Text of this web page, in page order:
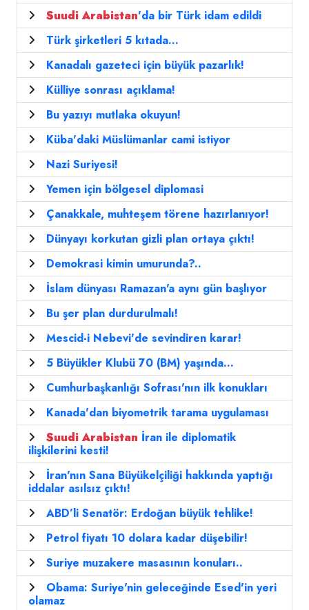
Suudi Arabistan'da bir Türk idam edildi
Türk şirketleri 5 kıtada...
Kanadalı gazeteci için büyük pazarlık!
Külliye sonrası açıklama!
Bu yazıyı mutlaka okuyun!
Küba'daki Müslümanlar cami istiyor
Nazi Suriyesi!
Yemen için bölgesel diplomasi
Çanakkale, muhteşem törene hazırlanıyor!
Dünyayı korkutan gizli plan ortaya çıktı!
Demokrasi kimin umurunda?..
İslam dünyası Ramazan'a aynı gün başlıyor
Bu şer plan durdurulmalı!
Mescid-i Nebevi'de sevindiren karar!
5 Büyükler Klubü 70 (BM) yaşında...
Cumhurbaşkanlığı Sofrası'nın ilk konukları
Kanada'dan biyometrik tarama uygulaması
Suudi Arabistan İran ile diplomatik
ilişkilerini kesti!
İran'nın Sana Büyükelçiliği hakkında yaptığı
iddalar asılsız çıktı!
ABD’li Senatör: Erdoğan büyük tehlike!
Petrol fiyatı 10 dolara kadar düşebilir!
Suriye muzakere masasının konuları..
Obama: Suriye'nin geleceğinde Esed'in yeri
olamaz